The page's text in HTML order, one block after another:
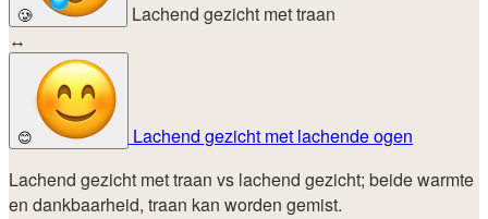
🥲
Lachend gezicht met traan
↔
😊
Lachend gezicht met lachende ogen
Lachend gezicht met traan vs lachend gezicht; beide warmte
en dankbaarheid, traan kan worden gemist.